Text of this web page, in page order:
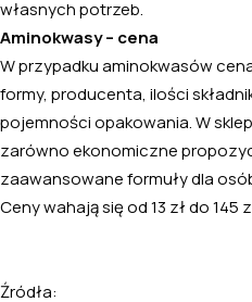
własnych potrzeb.
Aminokwasy – cena
W przypadku aminokwasów
formy, producenta, ilości
pojemności opakowania. W
zarówno ekonomiczne
zaawansowane formuły dla
Ceny wahają się od 13 zł do 145
Źródła: